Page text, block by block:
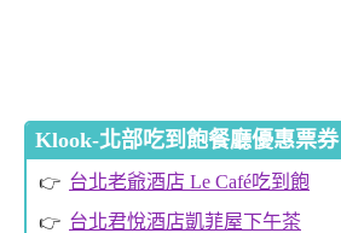
Klook-北部吃到飽餐廳優惠票券
台北老爺酒店 Le Café吃到飽
台北君悅酒店凱菲屋下午茶